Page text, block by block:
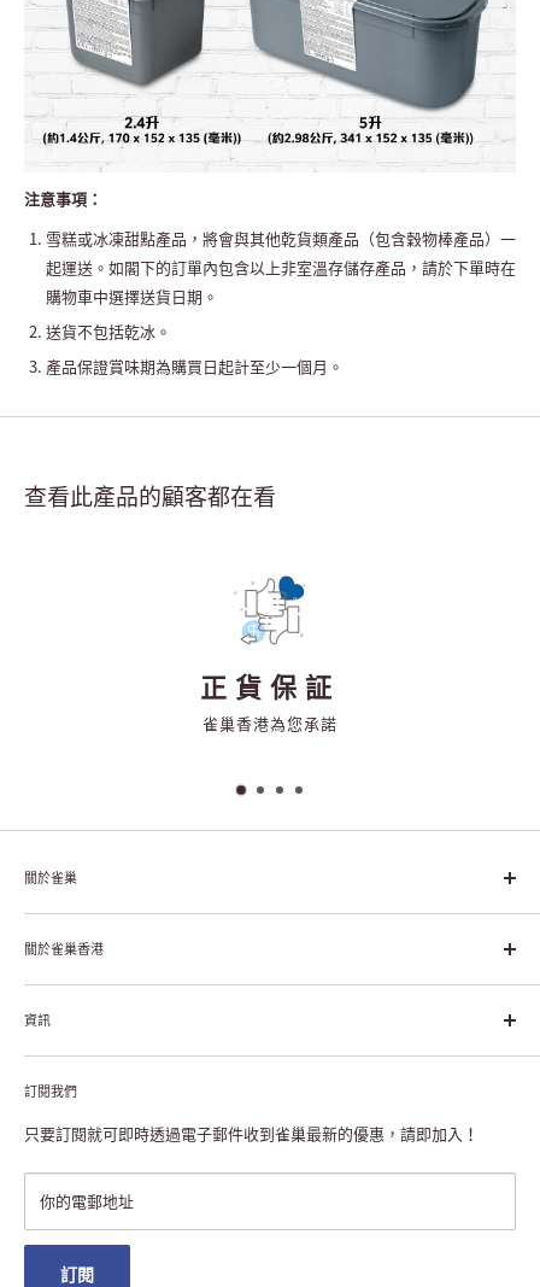
注意事項：
雪糕或冰凍甜點產品，將會與其他乾貨類產品（包含穀物棒產品）一
起運送。如閣下的訂單內包含以上非室溫存儲存產品，請於下單時在
購物車中選擇送貨日期。
送貨不包括乾冰。
產品保證賞味期為購買日起計至少一個月。
查看此產品的顧客都在看
正貨保証
雀巢香港為您承諾
關於雀巢
雀巢集團起源於1866年的瑞士，目前是全球領先的「營養、健康、
幸福生活」企業。雀巢的目標是「我們充分發掘食品的力量，提升
關於雀巢香港
關於雀巢香港
雀巢香港創造共享價值
聯絡我們
私隱聲明
註冊NESCAFÉ® Dolce Gusto®咖啡機
資訊
付款及送貨
退貨或更換
常見問題
雀巢會員獎賞
澳門地區送貨
訂閱我們
只要訂閱就可即時透過電子郵件收到雀巢最新的優惠，請即加入！
你的電郵地址
訂閱